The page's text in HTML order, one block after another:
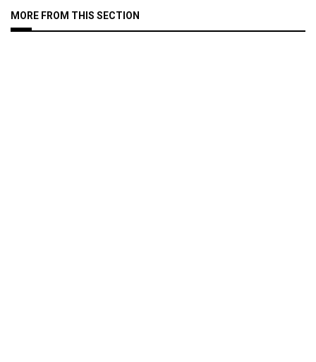
MORE FROM THIS SECTION